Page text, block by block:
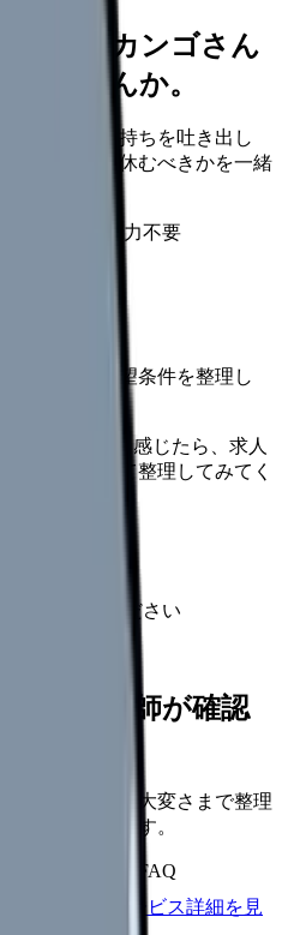
なら、カンゴさん
みませんか。
ん。今の気持ちを吐き出し
きか、少し休むべきかを一緒
病院名は入力不要
る
。まずは希望条件を整理し
かな...」そう感じたら、求人
不安を分けて整理してみてく
確認してください
を、看護師が確認
す
職場の正直な大変さまで整理
票へ改善します。
応募前FAQ
を依頼
サービス詳細を見